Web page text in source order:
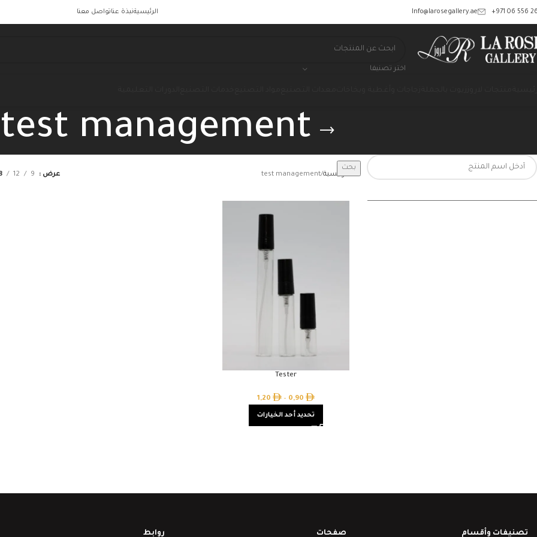
‎+971 06 556
Info@larosegallery.ae الرئيسيةنبذة عناتواصل معنا
اختر تصنيفا
test management
بحث
الرئيسية test management عرض 9
12
Tester
0,90
–
1,20
تحديد أحد الخيارات
تصنيفات وأقسام صفحات روابط